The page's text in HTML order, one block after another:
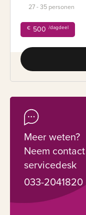
27 - 35 personen
€ 500 /dagdeel
Meer weten?
Neem
servicedesk
033-2041820